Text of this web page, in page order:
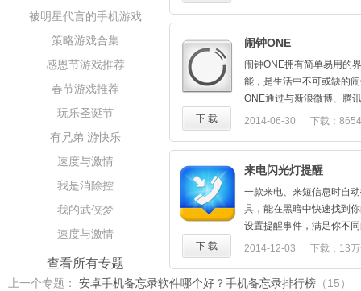
被明星代言的手机游戏
策略游戏合集
感恩节游戏推荐
春节游戏推荐
玩乐圣诞节
有兄弟 游快乐
速度与激情
我是消除控
我的武侠梦
速度与激情
查看所有专题
√电池工具：查看剩余电量
场面；
√流量统计：统计当日、本
包月上限，查看流量使用
情，抓住流量消耗大户、
√免打扰：定时自动开启静
√程序锁：锁住QQ、微信
人隐私你懂的；
星神机不是梦；
√软件管理：批量卸载，内
统优化不手软；自动判断
量操作好方 便～；
√系统清理：一键缓存清理
松系统瘦身；
义的日子。
功能介绍：
提醒：提供强大的提醒功
醒等。
导入：从通讯录中批量导
节日。
同步：云端存储，保证数
闹钟ONE
闹钟ONE拥有简单易用的
能，是生活中不可或缺的
ONE通过与新浪微博、腾
网站连接，你可以让你的
有趣。
- 更简洁的界面设计
雅，用户不需要进行太多
切都建立在闹钟ONE的智
-智能的飞行模式
您在夜晚入睡前开启闹钟
您开启飞行模式，并在第
机恢复正常状态。
2014-06-30 下载：
下 载
来电闪光灯提醒
一款来电、来短信息时自
具，能在黑暗中快速找到
设置提醒事件，满足你不
置提醒的时段，有效节省
1.自定义设置开关，适合
2014-12-03 下载：13
下 载
上一个专题： 安卓手机备忘录软件哪个好？手机备忘录排行榜 （15）